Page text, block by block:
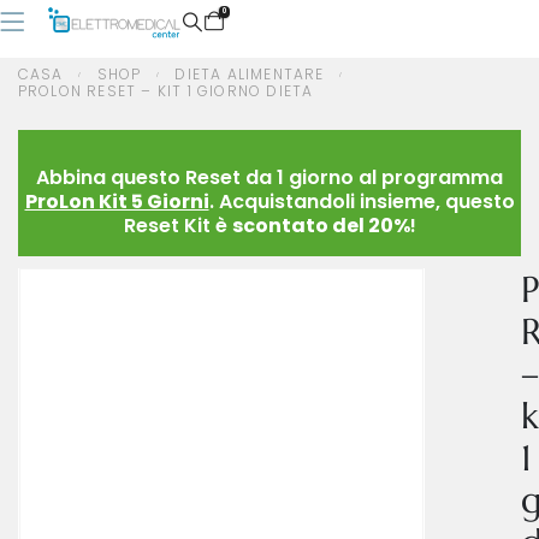
0
CASA SHOP
DIETA ALIMENTARE
PROLON RESET – KIT 1 GIORNO DIETA
Abbina questo Reset da 1 giorno al programma
ProLon Kit 5 Giorni. Acquistandoli insieme, questo
Reset Kit è scontato del 20%!
–
1